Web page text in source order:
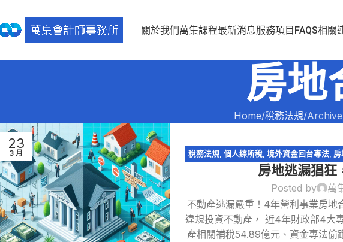
關於我們萬集課程最新消息服務項目 FAQS相關
房地
Home 稅務法規
23
3 月 稅務法規,個人綜所稅,境外資金回台專法,
賃所得,
房地逃漏猖狂
Posted by
萬
不動產逃漏嚴重！4年營利事業房地
違規投資不動產， 近4年財政部4大
產相關補稅54.89億元、資金專法